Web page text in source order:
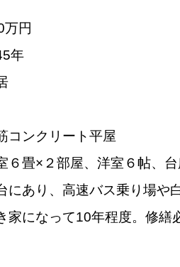
万円
年
クリート平屋
×２部屋、洋室６帖、台
、高速バス乗り場や白
なって10年程度。修繕必